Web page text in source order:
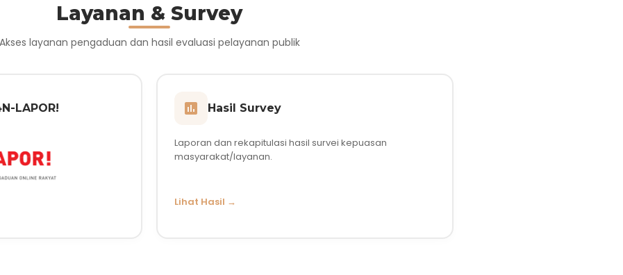
Layanan & Survey
Akses layanan pengaduan dan hasil evaluasi pelayanan publik
LAPOR! Hasil Survey
Laporan dan rekapitulasi hasil survei kepuasan
masyarakat/layanan.
Lihat Hasil →